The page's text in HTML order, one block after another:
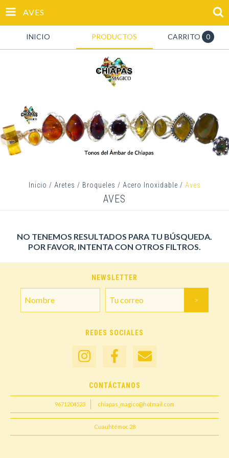
AVES
INICIO PRODUCTOS CARRITO 0
Inicio / Aretes / Broqueles / Acero Inoxidable / Aves
AVES
NO TENEMOS RESULTADOS PARA TU BÚSQUEDA.
POR FAVOR, INTENTA CON OTROS FILTROS.
NEWSLETTER
REDES SOCIALES
CONTÁCTANOS
9671204523 chiapas_magico@hotmail.com
Cuauhtémoc 28